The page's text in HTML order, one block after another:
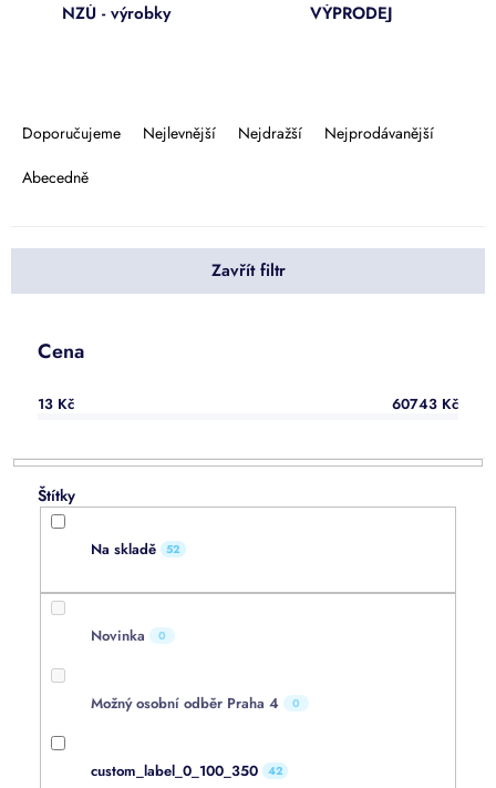
NZÚ - výrobky VÝPRODEJ
p
o
Doporučujeme Nejlevnější Nejdražší
Nejprodávanější
Abecedně
Zavřít filtr
Cena
13 Kč 60743 Kč
Na skladě 52
Novinka 0
Možný osobní odběr Praha 4 0
custom_label_0_100_350 42